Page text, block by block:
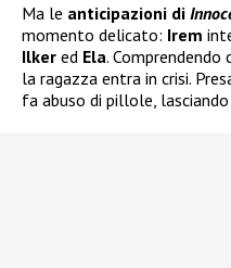
Ma le anticipazioni di
momento delicato: Irem
Ilker ed Ela. Comprendendo
la ragazza entra in crisi.
fa abuso di pillole,